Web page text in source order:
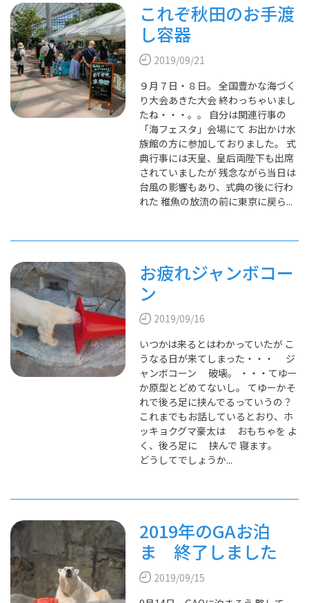
これぞ秋田のお手渡
し容器
2019/09/21
９月７日・８日。 全国豊かな海づく
り大会あきた大会 終わっちゃいまし
たね・・・。。 自分は関連行事の
「海フェスタ」会場にて お出かけ水
族館の方に参加しておりました。 式
典行事には天皇、皇后両陛下も出席
されていましたが 残念ながら当日は
台風の影響もあり、式典の後に行わ
れた 稚魚の放流の前に東京に戻ら...
お疲れジャンボコー
ン
2019/09/16
いつかは来るとはわかっていたが こ
うなる日が来てしまった・・・ ジ
ャンボコーン 破壊。 ・・・てゆー
か原型とどめてないし。 てゆーかそ
れで後ろ足に挟んでるっていうの？
これまでもお話しているとおり、ホ
ッキョクグマ豪太は おもちゃを よ
く、後ろ足に 挟んで 寝ます。
どうしてでしょうか...
2019年のGAお泊
ま 終了しました
2019/09/15